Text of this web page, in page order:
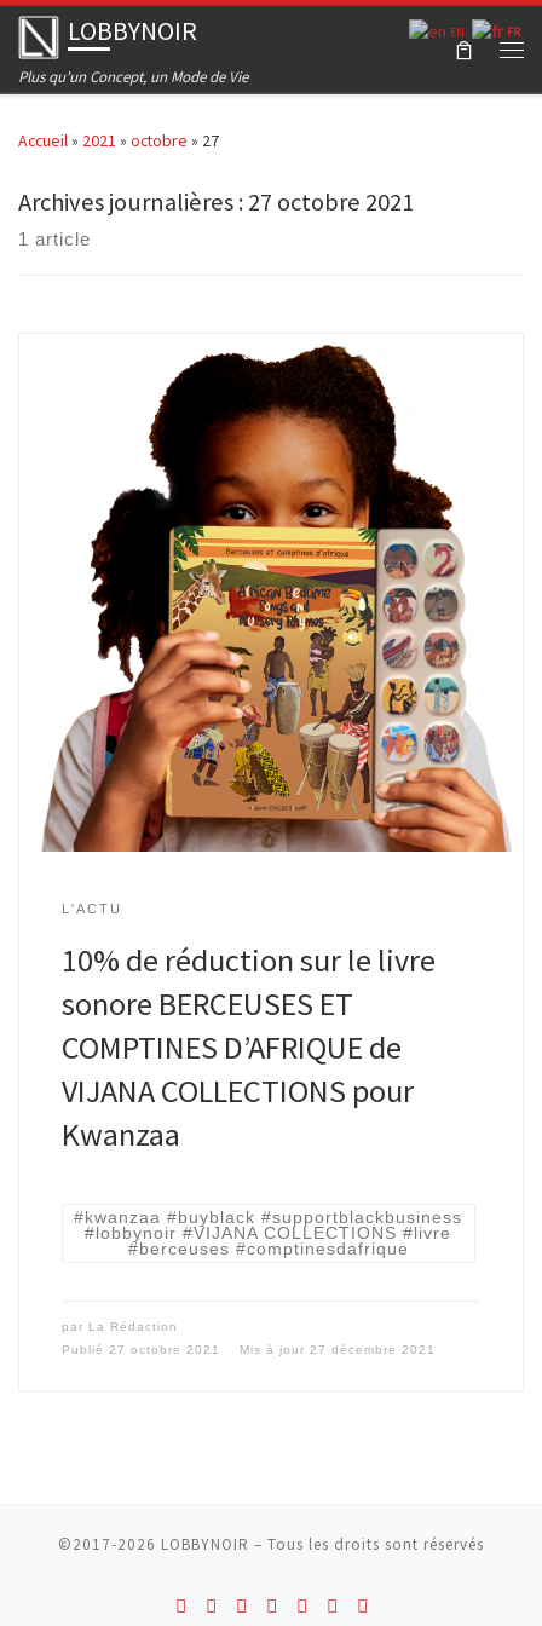
Skip to content
LOBBYNOIR
Plus qu'un Concept, un Mode de Vie
Accueil » 2021 » octobre » 27
Archives journalières :27 octobre 2021
1 article
L'ACTU
10% de réduction sur le livre
sonore BERCEUSES ET
COMPTINES D’AFRIQUE de
VIJANA COLLECTIONS pour
Kwanzaa
#kwanzaa #buyblack #supportblackbusiness
#lobbynoir #VIJANA COLLECTIONS #livre
#berceuses #comptinesdafrique
par La Rédaction
Publié 27 octobre 2021 Mis à jour 27 décembre 2021
©2017-2026 LOBBYNOIR – Tous les droits sont réservés
EN FR